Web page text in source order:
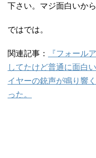
下さい。マジ面白いから
ではでは。
関連記事：
『フォール
してたけど普通に面白
イヤーの銃声が鳴り響
った。